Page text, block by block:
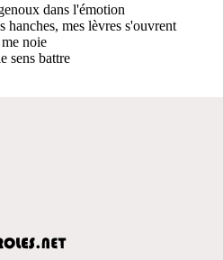
dans l'émotion
hanches, mes lèvres s'ouvrent
noie
sens battre